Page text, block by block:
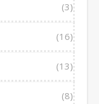
(3)
(16)
(13)
(8)